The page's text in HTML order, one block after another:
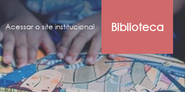
Acessar o site institucional Biblioteca